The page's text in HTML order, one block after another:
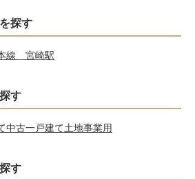
探す
線 宮崎駅
す
中古一戸建て土地事業用
す